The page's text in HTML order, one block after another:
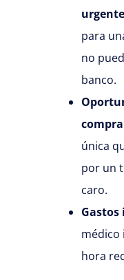
para
no
banco.
única
por un
caro.
médico
hora